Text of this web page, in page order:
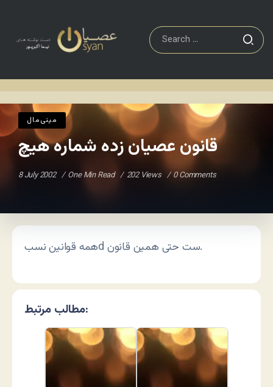
مينی‌مال
قانون عصیان زده شماره هیچ
8 July 2002 One Min Read 202 Views 0 Comments
همه قوانین نسبd ست حتی همین قانون.
مطالب مرتبط: